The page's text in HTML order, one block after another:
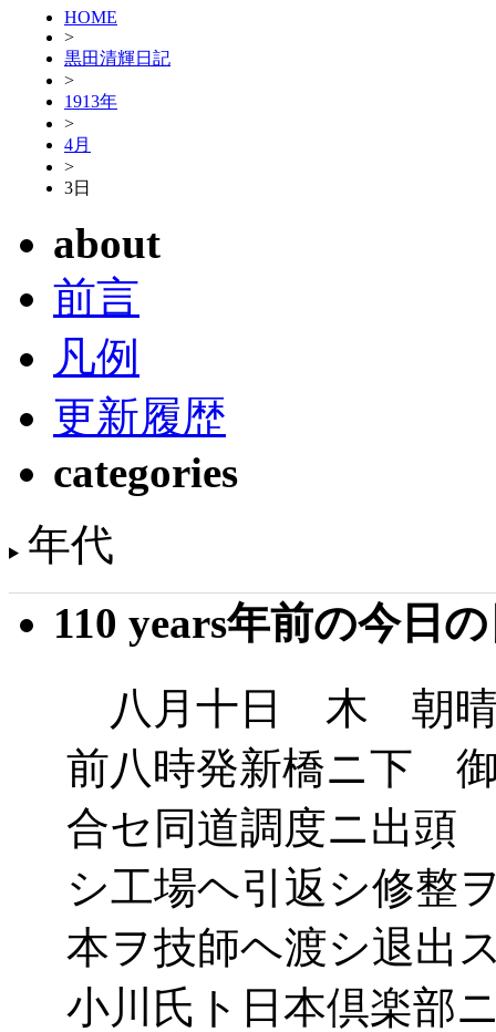
HOME
>
黒田清輝日記
>
1913年
>
4月
>
3日
about
前言
凡例
更新履歴
categories
年代
110 years年前の今日
八月十日 木 朝
前八時発新橋ニ下
合セ同道調度ニ出頭
シ工場ヘ引返シ修整
本ヲ技師ヘ渡シ退
小川氏ト日本倶楽部